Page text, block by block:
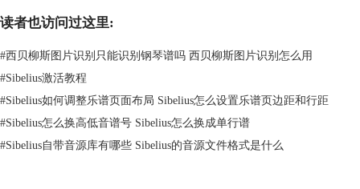
均不支持音频录音的导入。不仅如此，西贝柳斯基础版仅支持导出avid
读者也访问过这里:
#西贝柳斯图片识别只能识别钢琴谱吗 西贝柳斯图片识别怎么用
#Sibelius激活教程
#Sibelius如何调整乐谱页面布局 Sibelius怎么设置乐谱页边距和行距
#Sibelius怎么换高低音谱号 Sibelius怎么换成单行谱
#Sibelius自带音源库有哪些 Sibelius的音源文件格式是什么